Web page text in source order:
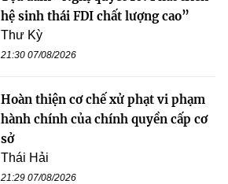
hệ sinh thái FDI chất lượng cao”
Thư Kỳ
21:30 07/08/2026
Hoàn thiện cơ chế xử phạt vi phạm
hành chính của chính quyền cấp cơ
sở
Thái Hải
21:29 07/08/2026